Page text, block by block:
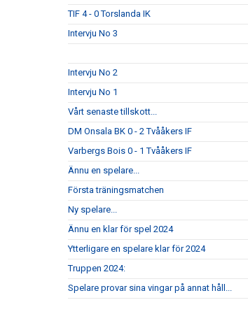
TIF 4 - 0 Torslanda IK
Intervju No 3
Intervju No 2
Intervju No 1
Vårt senaste tillskott...
DM Onsala BK 0 - 2 Tvååkers IF
Varbergs Bois 0 - 1 Tvååkers IF
Ännu en spelare...
Första träningsmatchen
Ny spelare...
Ännu en klar för spel 2024
Ytterligare en spelare klar för 2024
Truppen 2024:
Spelare provar sina vingar på annat håll...